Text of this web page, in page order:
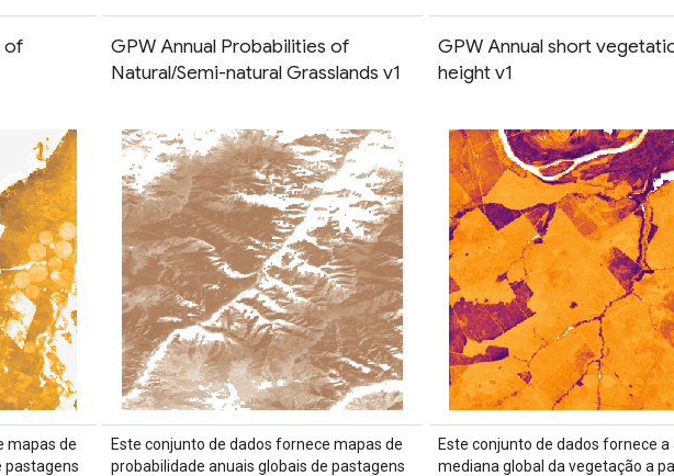
of
mapas de
pastagens
GPW Annual Probabilities of
Natural/Semi-natural Grasslands v1
Este conjunto de dados fornece mapas de
probabilidade anuais globais de pastagens
GPW Annual short
height v1
Este conjunto de dados fornece a
mediana global da vegetação a